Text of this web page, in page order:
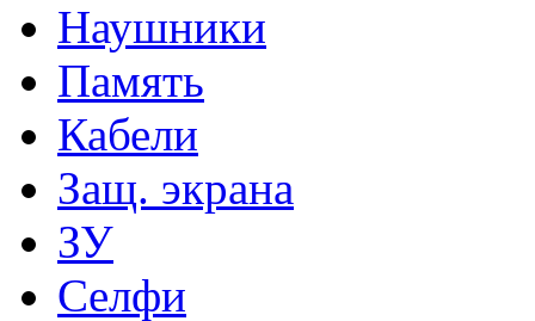
Наушники
Память
Кабели
Защ. экрана
ЗУ
Селфи